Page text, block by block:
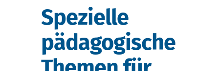
Spezielle
pädagogische